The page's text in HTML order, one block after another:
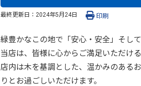
最終更新日： 2024年5月24日 印刷
緑豊かなこの地で「安心・安全」そし
当店は、皆様に心からご満足いただけ
店内は木を基調とした、温かみのある
りとお過ごしいただけます。